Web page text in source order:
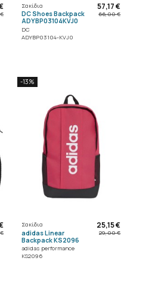
Σακίδια
DC Shoes Backpack
ADYBP03104KVJ0
DC
ADYBP03104-KVJ0
57,17 €
66,00 €
-13%
Σακίδια
adidas Linear
Backpack KS2096
adidas performance
KS2096
25,15 €
29,00 €